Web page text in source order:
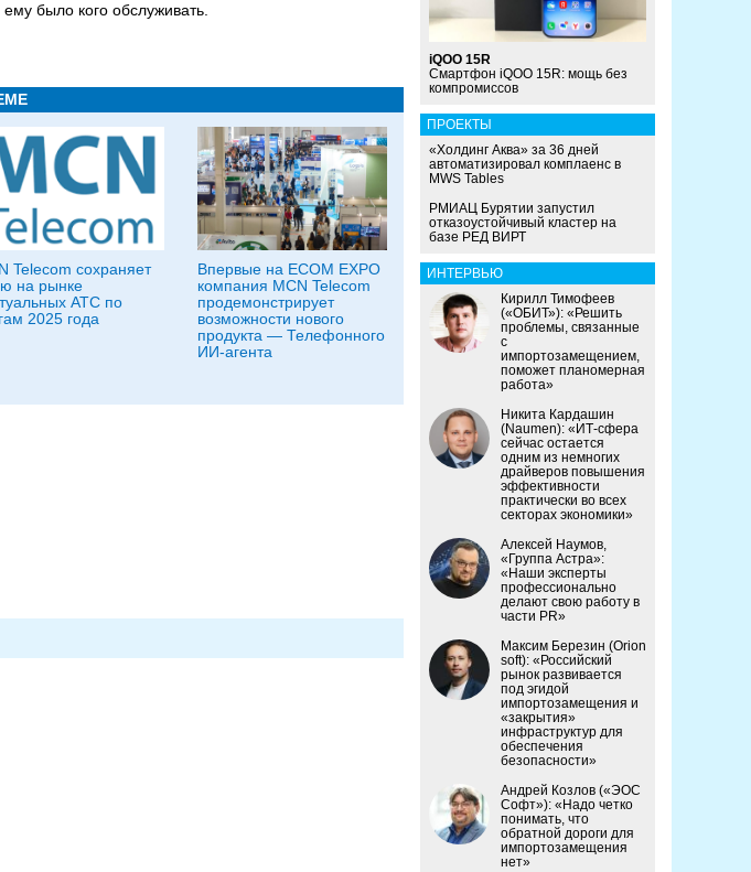
было кого обслуживать.
Telecom сохраняет
на рынке
АТС по
2025 года
Впервые на ECOM EXPO
компания MCN Telecom
продемонстрирует
возможности нового
продукта — Телефонного
ИИ-агента
iQOO 15R
Смартфон iQOO 15R: мощь без
компромиссов
ПРОЕКТЫ
«Холдинг Аква» за 36 дней
автоматизировал комплаенс в
MWS Tables
РМИАЦ Бурятии запустил
отказоустойчивый кластер на
базе РЕД ВИРТ
ИНТЕРВЬЮ
Кирилл Тимофеев
(«ОБИТ»): «Решить
проблемы, связанные
с
импортозамещением,
поможет планомерная
работа»
Никита Кардашин
(Naumen): «ИТ-сфера
сейчас остается
одним из немногих
драйверов повышения
эффективности
практически во всех
секторах экономики»
Алексей Наумов,
«Группа Астра»:
«Наши эксперты
профессионально
делают свою работу в
части PR»
Максим Березин (Orion
soft): «Российский
рынок развивается
под эгидой
импортозамещения и
«закрытия»
инфраструктур для
обеспечения
безопасности»
Андрей Козлов («ЭОС
Софт»): «Надо четко
понимать, что
обратной дороги для
импортозамещения
нет»